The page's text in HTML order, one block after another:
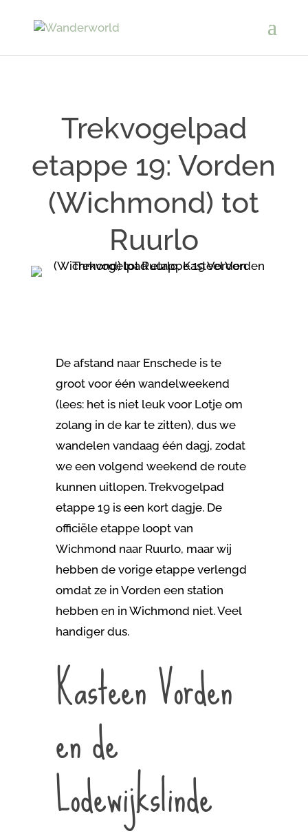
Trekvogelpad
etappe 19: Vorden
(Wichmond) tot
Ruurlo
De afstand naar Enschede is te
groot voor één wandelweekend
(lees: het is niet leuk voor Lotje om
zolang in de kar te zitten), dus we
wandelen vandaag één dagj, zodat
we een volgend weekend de route
kunnen uitlopen. Trekvogelpad
etappe 19 is een kort dagje. De
officiële etappe loopt van
Wichmond naar Ruurlo, maar wij
hebben de vorige etappe verlengd
omdat ze in Vorden een station
hebben en in Wichmond niet. Veel
handiger dus.
Kasteen Vorden
en de
Lodewijkslinde